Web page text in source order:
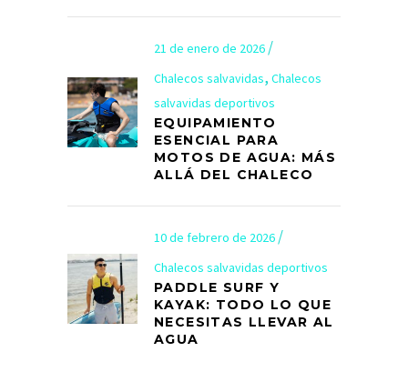
21 de enero de 2026
Chalecos salvavidas, Chalecos
salvavidas deportivos
EQUIPAMIENTO
ESENCIAL PARA
MOTOS DE AGUA: MÁS
ALLÁ DEL CHALECO
10 de febrero de 2026
Chalecos salvavidas deportivos
PADDLE SURF Y
KAYAK: TODO LO QUE
NECESITAS LLEVAR AL
AGUA